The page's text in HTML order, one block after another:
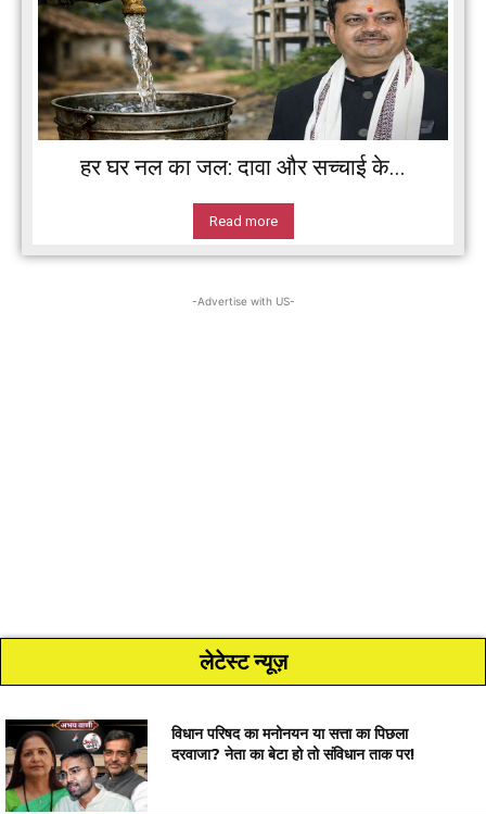
हर घर नल का जल: दावा और सच्चाई के...
Read more
-Advertise with US-
लेटेस्ट न्यूज़
विधान परिषद का मनोनयन या सत्ता का पिछला
दरवाजा? नेता का बेटा हो तो संविधान ताक पर!